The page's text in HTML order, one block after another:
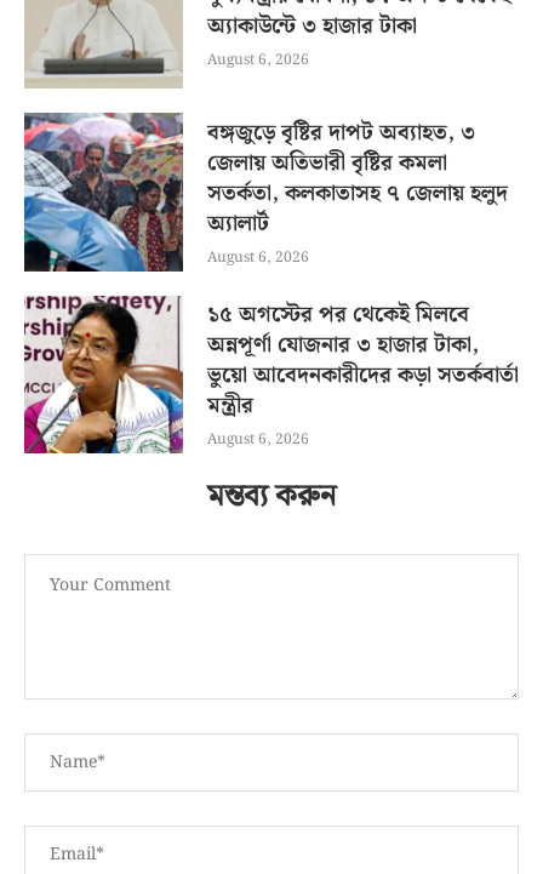
অ্যাকাউন্টে ৩ হাজার টাকা
August 6, 2026
বঙ্গজুড়ে বৃষ্টির দাপট অব্যাহত, ৩
জেলায় অতিভারী বৃষ্টির কমলা
সতর্কতা, কলকাতাসহ ৭ জেলায় হলুদ
অ্যালার্ট
August 6, 2026
১৫ অগস্টের পর থেকেই মিলবে
অন্নপূর্ণা যোজনার ৩ হাজার টাকা,
ভুয়ো আবেদনকারীদের কড়া সতর্কবার্তা
মন্ত্রীর
August 6, 2026
মন্তব্য করুন